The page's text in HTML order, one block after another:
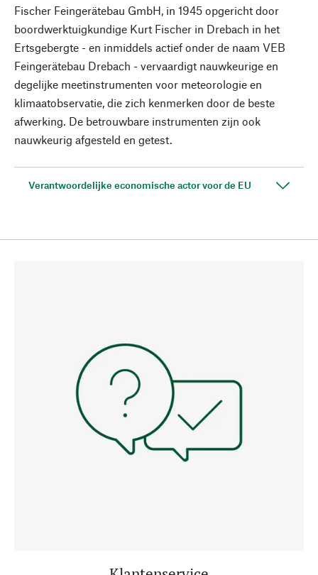
Fischer Feingerätebau GmbH, in 1945 opgericht door
boordwerktuigkundige Kurt Fischer in Drebach in het
Ertsgebergte - en inmiddels actief onder de naam VEB
Feingerätebau Drebach - vervaardigt nauwkeurige en
degelijke meetinstrumenten voor meteorologie en
klimaatobservatie, die zich kenmerken door de beste
afwerking. De betrouwbare instrumenten zijn ook
nauwkeurig afgesteld en getest.
Verantwoordelijke economische actor voor de EU